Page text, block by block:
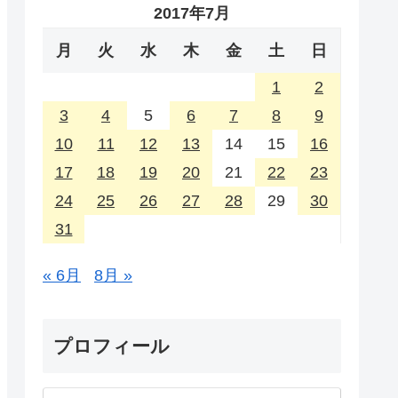
2017年7月
月 火 水 木 金 土 日
1
2
3
4 5 6 7 8
9
10
11 12 13 14 15
16
17
18 19 20 21 22
23
24
25 26 27 28 29
30
31
« 6月 8月 »
プロフィール